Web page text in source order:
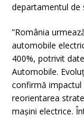
departamentul de
”România
automobile
400%, potrivit
Automobile.
confirmă
reorientarea
mașini electrice.